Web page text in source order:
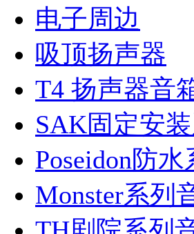
电子周边
吸顶扬声器
T4 扬声器音
SAK固定安
Poseidon防水
Monster系列